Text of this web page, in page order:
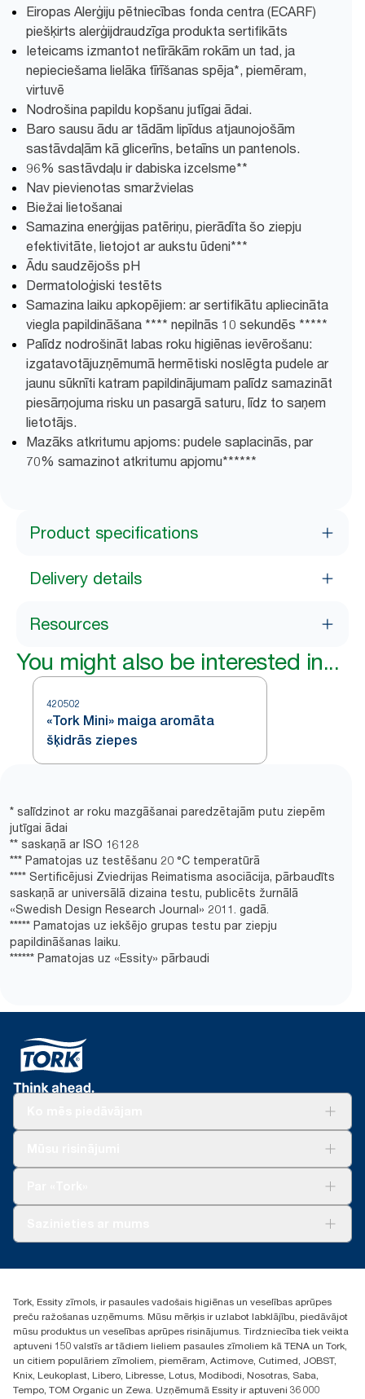
Eiropas Alerģiju pētniecības fonda centra (ECARF)
piešķirts alerģijdraudzīga produkta sertifikāts
Ieteicams izmantot netīrākām rokām un tad, ja
nepieciešama lielāka tīrīšanas spēja*, piemēram,
virtuvē
Nodrošina papildu kopšanu jutīgai ādai.
Baro sausu ādu ar tādām lipīdus atjaunojošām
sastāvdaļām kā glicerīns, betaīns un pantenols.
96% sastāvdaļu ir dabiska izcelsme**
Nav pievienotas smaržvielas
Biežai lietošanai
Samazina enerģijas patēriņu, pierādīta šo ziepju
efektivitāte, lietojot ar aukstu ūdeni***
Ādu saudzējošs pH
Dermatoloģiski testēts
Samazina laiku apkopējiem: ar sertifikātu apliecināta
viegla papildināšana **** nepilnās 10 sekundēs *****
Palīdz nodrošināt labas roku higiēnas ievērošanu:
izgatavotājuzņēmumā hermētiski noslēgta pudele ar
jaunu sūknīti katram papildinājumam palīdz samazināt
piesārņojuma risku un pasargā saturu, līdz to saņem
lietotājs.
Mazāks atkritumu apjoms: pudele saplacinās, par
70% samazinot atkritumu apjomu******
Product specifications
Delivery details
Resources
You might also be interested in...
420502
«Tork Mini» maiga aromāta
šķidrās ziepes
* salīdzinot ar roku mazgāšanai paredzētajām putu ziepēm
jutīgai ādai
** saskaņā ar ISO 16128
*** Pamatojas uz testēšanu 20 °C temperatūrā
**** Sertificējusi Zviedrijas Reimatisma asociācija, pārbaudīts
saskaņā ar universālā dizaina testu, publicēts žurnālā
«Swedish Design Research Journal» 2011. gadā.
***** Pamatojas uz iekšējo grupas testu par ziepju
papildināšanas laiku.
****** Pamatojas uz «Essity» pārbaudi
+371 29141799
Atrast izplatītāju
Ulbrokas street 19A
Riga, Latvija
LV-1028
Tork, Essity zīmols, ir pasaules vadošais higiēnas un veselības aprūpes
preču ražošanas uzņēmums. Mūsu mērķis ir uzlabot labklājību, piedāvājot
mūsu produktus un veselības aprūpes risinājumus. Tirdzniecība tiek veikta
aptuveni 150 valstīs ar tādiem lieliem pasaules zīmoliem kā TENA un Tork,
un citiem populāriem zīmoliem, piemēram, Actimove, Cutimed, JOBST,
Knix, Leukoplast, Libero, Libresse, Lotus, Modibodi, Nosotras, Saba,
Tempo, TOM Organic un Zewa. Uzņēmumā Essity ir aptuveni 36 000